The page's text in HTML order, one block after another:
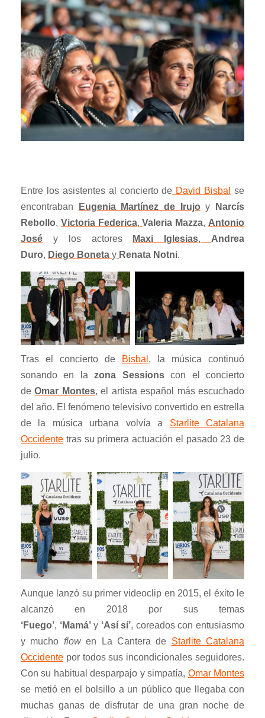
Entre los asistentes al concierto de David Bisbal
se
encontraban
Eugenia Martínez de Irujo y
Narcís
Rebollo, Victoria Federica, Valeria Mazza, Antonio
José
y los actores Maxi Iglesias,
Andrea
Duro, Diego Boneta y Renata Notni.
Tras el concierto de Bisbal , la música continuó
sonando en lazona Sessions
con el concierto
deOmar Montes, el artista español más escuchado
del año. El fenómeno televisivo convertido en estrella
de la música urbana volvía a Starlite Catalana
Occidente tras su primera actuación el pasado 23 de
julio.
Aunque lanzó su primer videoclip en 2015, el éxito le
alcanzó en 2018 por sus temas
‘Fuego’, ‘Mamá’ y ‘Así sí’, coreados con entusiasmo
y mucho flow en La Cantera de Starlite Catalana
Occidente por todos sus incondicionales seguidores.
Con su habitual desparpajo y simpatía, Omar Montes
se metió en el bolsillo a un público que llegaba con
muchas ganas de disfrutar de una gran noche de